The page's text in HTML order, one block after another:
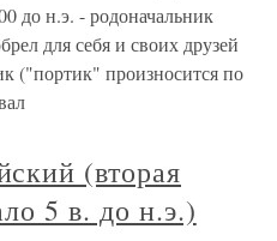
до н.э. - родоначальник
для себя и своих друзей
("портик" произносится по
(вторая
5 в. до н.э.)